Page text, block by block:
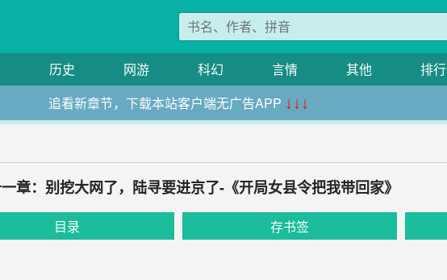
历史 网游 科幻 言情 其他 排行
追看新章节，下载本站客户端无广告APP ↓↓↓
章：别挖大网了，陆寻要进京了-《开局女县令把我带回家》
目录 存书签